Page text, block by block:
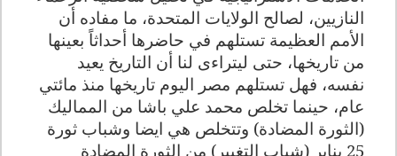
النازيين، لصالح الولايات المتحدة، ما مفاده أن
الأمم العظيمة تستلهم في حاضرها أحداثاً بعينها
من تاريخها، حتى ليتراءى لنا أن التاريخ يعيد
نفسه، فهل تستلهم مصر اليوم تاريخها منذ مائتي
عام، حينما تخلص محمد علي باشا من المماليك
(الثورة المضادة) وتتخلص هي ايضا وشباب ثورة
25 يناير (شباب التغيير) من الثورة المضادة